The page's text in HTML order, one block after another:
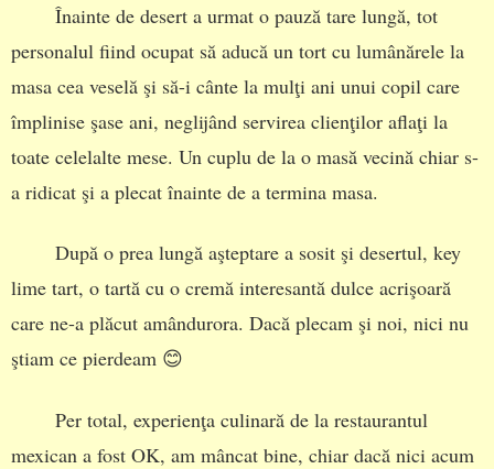
Înainte de desert a urmat o pauză tare lungă, tot
personalul fiind ocupat să aducă un tort cu lumânărele la
masa cea veselă şi să-i cânte la mulţi ani unui copil care
împlinise şase ani, neglijând servirea clienţilor aflaţi la
toate celelalte mese. Un cuplu de la o masă vecină chiar s-
a ridicat şi a plecat înainte de a termina masa.
După o prea lungă aşteptare a sosit şi desertul, key
lime tart, o tartă cu o cremă interesantă dulce acrişoară
care ne-a plăcut amândurora. Dacă plecam şi noi, nici nu
ştiam ce pierdeam 😊
Per total, experienţa culinară de la restaurantul
mexican a fost OK, am mâncat bine, chiar dacă nici acum